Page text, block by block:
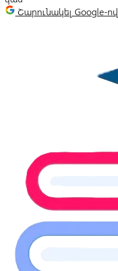
Շարունակել Google-ով